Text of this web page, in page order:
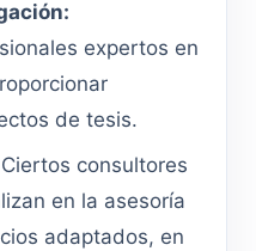
expertos en
de tesis.
Ciertos consultores
en la asesoría
adaptados, en